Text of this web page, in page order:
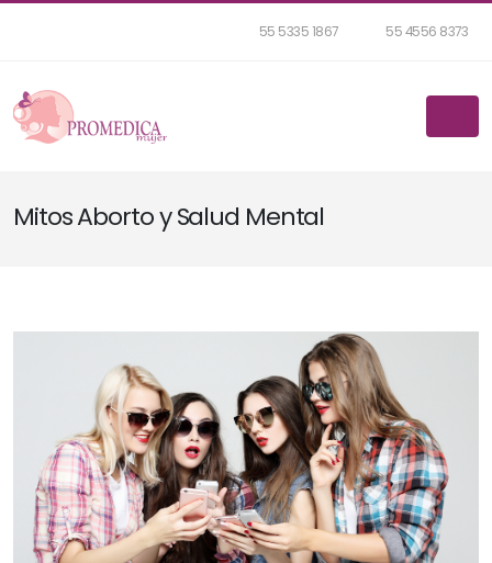
55 5335 1867 55 4556 8373
Mitos Aborto y Salud Mental